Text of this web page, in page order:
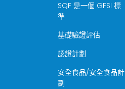
SQF 是一個 GFSI 標
準
基礎驗證評估
認證計劃
安全食品/安全食品計
劃